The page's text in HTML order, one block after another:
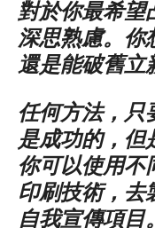
對於你最希望
深思熟慮。你
還是能破舊立
任何方法，只
是成功的，但
你可以使用不
印刷技術，去
自我宣傳項目